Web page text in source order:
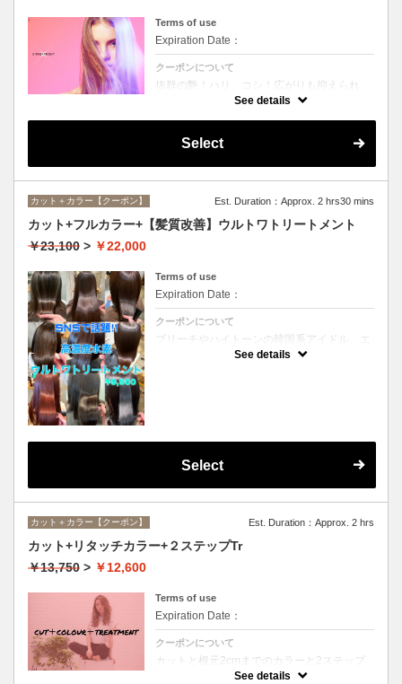
Terms of use
Expiration Date：
クーポンについて
抜群の艶！ハリ、コシ！広がりも抑えられ
る！どんなに傷んだ髪も、鮮やかなハイトー
ンカラーも、極上美しい髪へ☆
See details
Select
カット＋カラー【クーポン】 Est. Duration：Approx. 2 hrs30 mins
カット+フルカラー+【髪質改善】ウルトワトリートメント
￥23,100 > ￥22,000
Terms of use
Expiration Date：
クーポンについて
ブリーチやハイトーンの韓国系アイドル、エ
イジング毛にお悩みの美魔女も夢中！全ての
世代、髪質、メニューに対応できる髪質改善
See details
Select
カット＋カラー【クーポン】 Est. Duration：Approx. 2 hrs
カット+リタッチカラー+２ステップTr
￥13,750 > ￥12,600
Terms of use
Expiration Date：
クーポンについて
カットと根元2cmまでのカラーと2ステップ
トリートメントのセットメニュー。シャンプ
See details